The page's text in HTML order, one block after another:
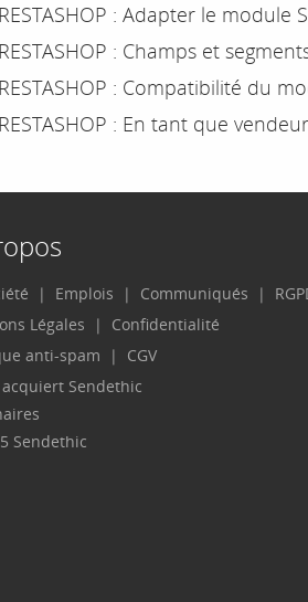
: Adapter le module
: Champs et
: Compatibilité du
: En tant que
Emplois Communiqués
Légales
Confidentialité
anti-spam
CGV
acquiert Sendethic
Sendethic